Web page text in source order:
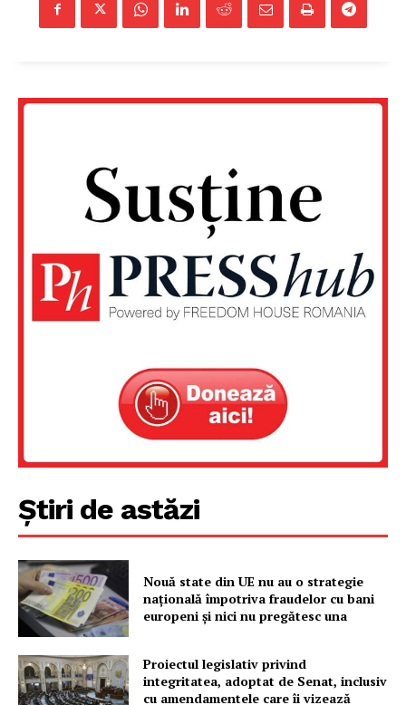
Știri de astăzi
Nouă state din UE nu au o strategie
națională împotriva fraudelor cu bani
europeni și nici nu pregătesc una
Proiectul legislativ privind
integritatea, adoptat de Senat, inclusiv
cu amendamentele care îi vizează